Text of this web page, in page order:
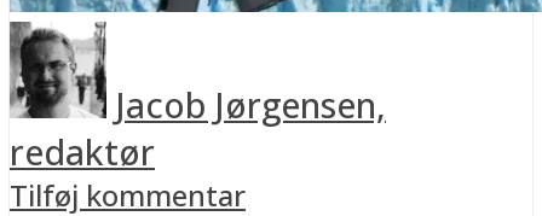
Jacob Jørgensen,
redaktør
Tilføj kommentar